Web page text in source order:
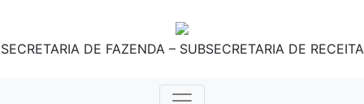
SECRETARIA DE FAZENDA – SUBSECRETARIA DE RECEITA